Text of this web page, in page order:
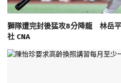
獅隊遭完封後猛攻8分降龍 林岳
社 CNA